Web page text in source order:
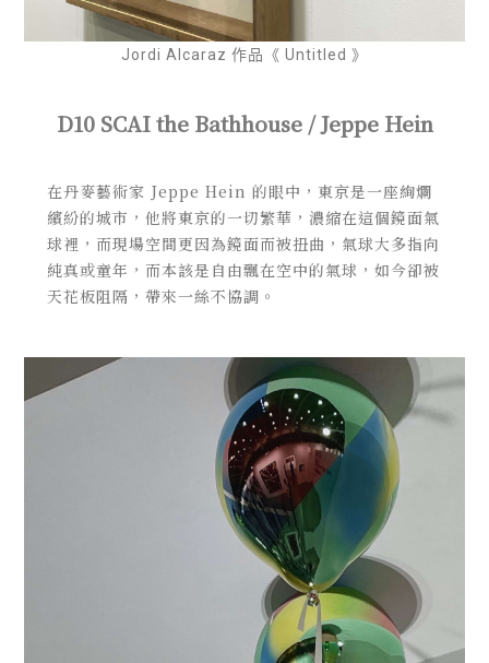
Jordi Alcaraz 作品《 Untitled 》
D10 SCAI the Bathhouse / Jeppe Hein
在丹麥藝術家 Jeppe Hein 的眼中，東京是一座絢爛
繽紛的城市，他將東京的一切繁華，濃縮在這個鏡面氣
球裡，而現場空間更因為鏡面而被扭曲，氣球大多指向
純真或童年，而本該是自由飄在空中的氣球，如今卻被
天花板阻隔，帶來一絲不協調。